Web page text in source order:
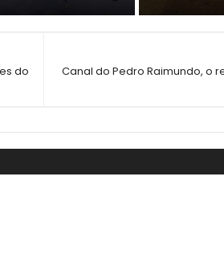
Canal do Pedro Raimundo, o
do